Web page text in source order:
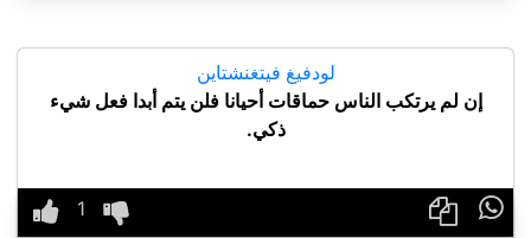
لودفيغ فيتغنشتاين
إن لم يرتكب الناس حماقات أحيانا فلن يتم أبدا فعل شيء
ذكي.
